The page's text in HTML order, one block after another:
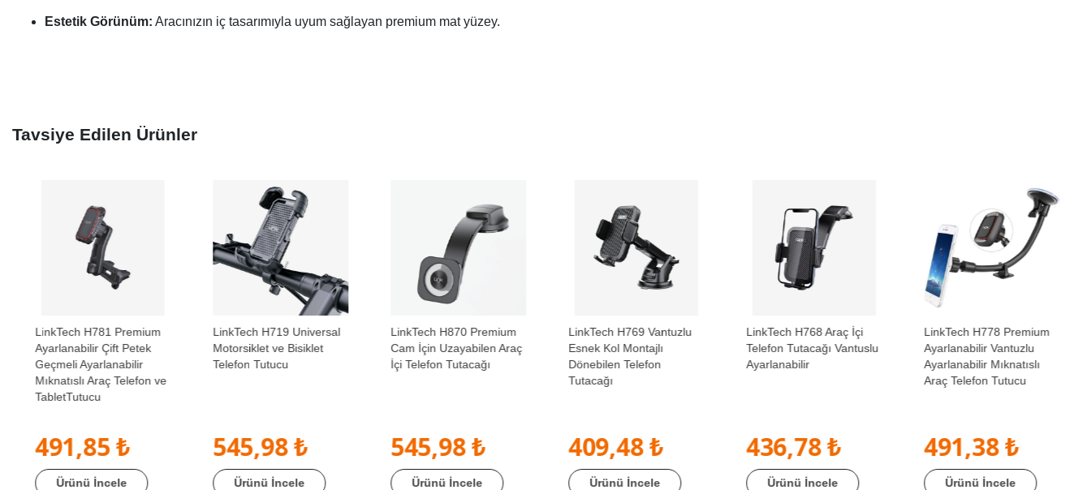
Estetik Görünüm: Aracınızın iç tasarımıyla uyum sağlayan premium mat yüzey.
Tavsiye Edilen Ürünler
LinkTech H781 Premium
Ayarlanabilir Çift Petek
Geçmeli Ayarlanabilir
Mıknatıslı Araç Telefon ve
TabletTutucu
491,85 ₺
Ürünü İncele
LinkTech H719 Universal
Motorsiklet ve Bisiklet
Telefon Tutucu
545,98 ₺
Ürünü İncele
LinkTech H870 Premium
Cam İçin Uzayabilen Araç
İçi Telefon Tutacağı
545,98 ₺
Ürünü İncele
LinkTech H769 Vantuzlu
Esnek Kol Montajlı
Dönebilen Telefon
Tutacağı
409,48 ₺
Ürünü İncele
LinkTech H768 Araç İçi
Telefon Tutacağı Vantuslu
Ayarlanabilir
436,78 ₺
Ürünü İncele
LinkTech H778 Premium
Ayarlanabilir Vantuzlu
Ayarlanabilir Mıknatıslı
Araç Telefon Tutucu
491,38 ₺
Ürünü İncele